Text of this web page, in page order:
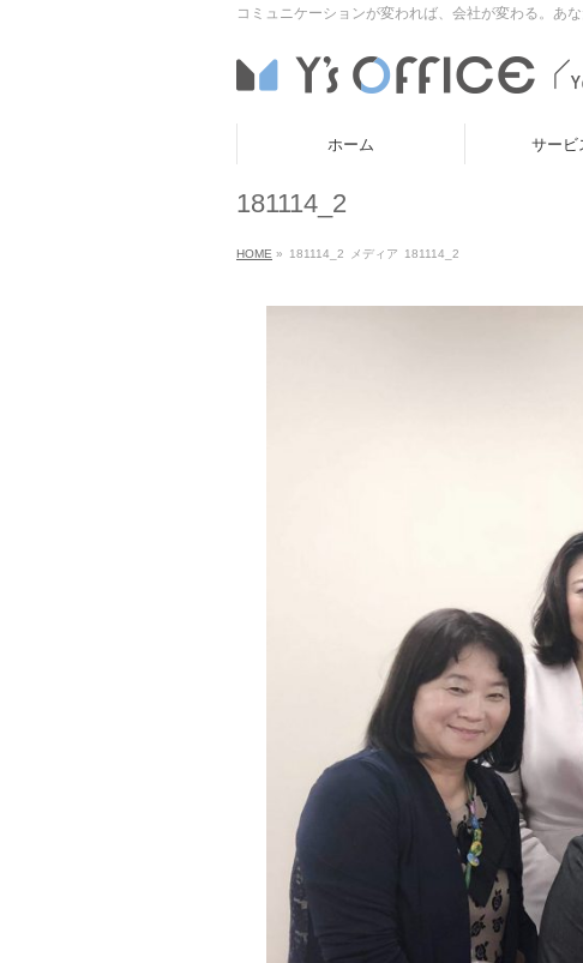
コミュニケーションが変われば、会社が変わる。あ
ホーム サービ
181114_2
HOME » 181114_2 メディア 181114_2